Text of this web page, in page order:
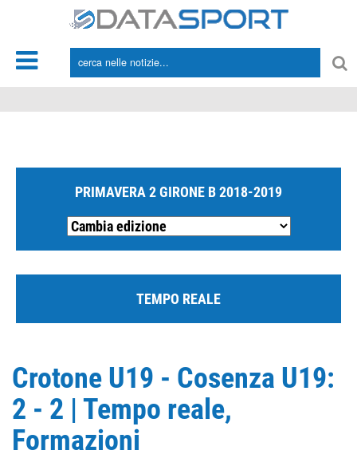
PRIMAVERA 2 GIRONE B 2018-2019
TEMPO REALE
Crotone U19 - Cosenza U19:
2 - 2 | Tempo reale,
Formazioni